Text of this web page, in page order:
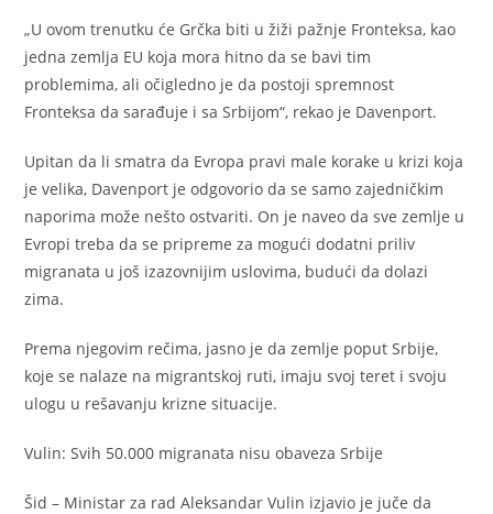
„U ovom trenutku će Grčka biti u žiži pažnje Fronteksa, kao
jedna zemlja EU koja mora hitno da se bavi tim
problemima, ali očigledno je da postoji spremnost
Fronteksa da sarađuje i sa Srbijom“, rekao je Davenport.
Upitan da li smatra da Evropa pravi male korake u krizi koja
je velika, Davenport je odgovorio da se samo zajedničkim
naporima može nešto ostvariti. On je naveo da sve zemlje u
Evropi treba da se pripreme za mogući dodatni priliv
migranata u još izazovnijim uslovima, budući da dolazi
zima.
Prema njegovim rečima, jasno je da zemlje poput Srbije,
koje se nalaze na migrantskoj ruti, imaju svoj teret i svoju
ulogu u rešavanju krizne situacije.
Vulin: Svih 50.000 migranata nisu obaveza Srbije
Šid – Ministar za rad Aleksandar Vulin izjavio je juče da